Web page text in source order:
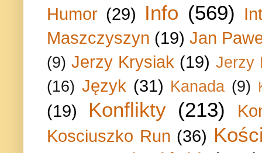
Humor (29) Info (569)
Maszczyszyn (19) Jan
(9) Jerzy Krysiak (19) Jerzy
(16) Język (31) Kanada (9)
(19) Konflikty (213)
Kosciuszko Run (36)